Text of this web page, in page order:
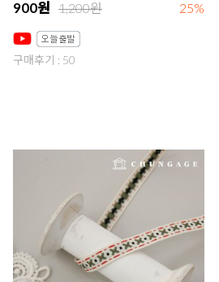
900원 1,200원 25%
구매후기 : 50